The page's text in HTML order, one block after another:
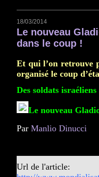
18/03/2014
Le nouveau
dans le coup !
Et qui l’on retrouve
organisé le coup
Des soldats
Le nouveau
Par Manlio Dinucci
Url de l'article: